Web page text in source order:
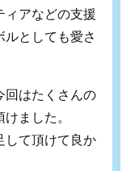
ィアなどの支援
ルとしても愛さ
回はたくさんの
ました。
して頂けて良か